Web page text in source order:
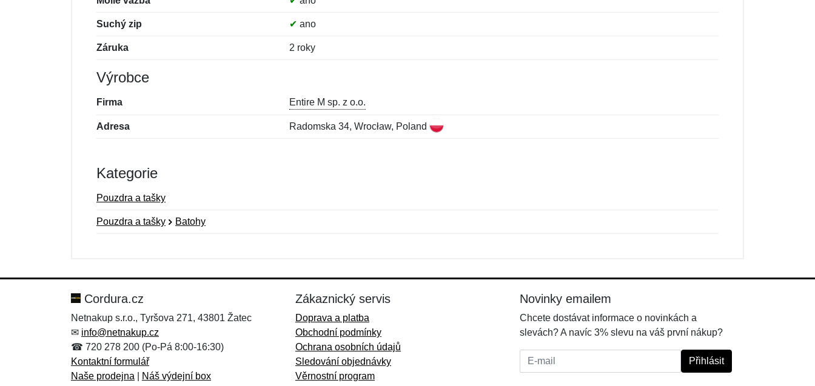
Suchý zip ✔ ano
Záruka 2 roky
Výrobce
Firma Entire M sp. z o.o.
Adresa Radomska 34, Wrocław, Poland
Kategorie
Pouzdra a tašky
Pouzdra a tašky Batohy
Zpráva*
Zpráva*
Cordura.cz
Netnakup s.r.o., Tyršova 271, 43801 Žatec
✉ info@netnakup.cz
☎ 720 278 200 (Po-Pá 8:00-16:30)
Kontaktní formulář
Naše prodejna
Náš výdejní box
Zákaznický servis
Doprava a platba
Obchodní podmínky
Ochrana osobních údajů
Sledování objednávky
Věrnostní program
Novinky emailem
Chcete dostávat informace o novinkách a
slevách? A navíc 3% slevu na váš první nákup?
E-mail: Přihlásit